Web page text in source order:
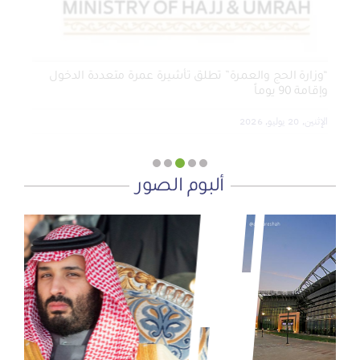
“وزارة الحج والعمرة” تطلق تأشيرة عمرة متعددة الدخول
وإقامة 90 يوماً
الإثنين, 20 يوليو, 2026
ألبوم الصور